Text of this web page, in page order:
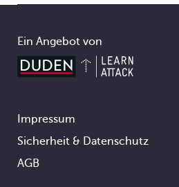
Ein Angebot von
Footer
Impressum
Sicherheit & Datenschutz
AGB